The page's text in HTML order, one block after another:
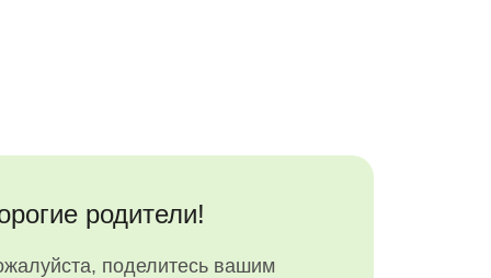
родители!
поделитесь вашим